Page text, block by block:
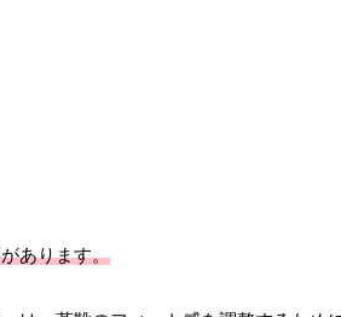
あります。